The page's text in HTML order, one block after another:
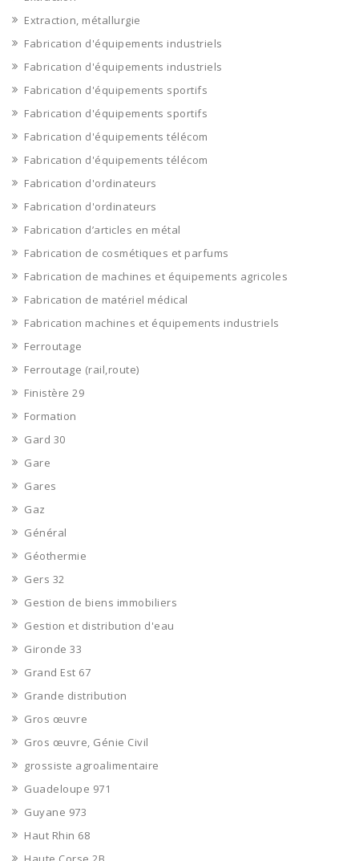
Extraction, métallurgie
Fabrication d'équipements industriels
Fabrication d'équipements industriels
Fabrication d'équipements sportifs
Fabrication d'équipements sportifs
Fabrication d'équipements télécom
Fabrication d'équipements télécom
Fabrication d'ordinateurs
Fabrication d'ordinateurs
Fabrication d’articles en métal
Fabrication de cosmétiques et parfums
Fabrication de machines et équipements agricoles
Fabrication de matériel médical
Fabrication machines et équipements industriels
Ferroutage
Ferroutage (rail,route)
Finistère 29
Formation
Gard 30
Gare
Gares
Gaz
Général
Géothermie
Gers 32
Gestion de biens immobiliers
Gestion et distribution d'eau
Gironde 33
Grand Est 67
Grande distribution
Gros œuvre
Gros œuvre, Génie Civil
grossiste agroalimentaire
Guadeloupe 971
Guyane 973
Haut Rhin 68